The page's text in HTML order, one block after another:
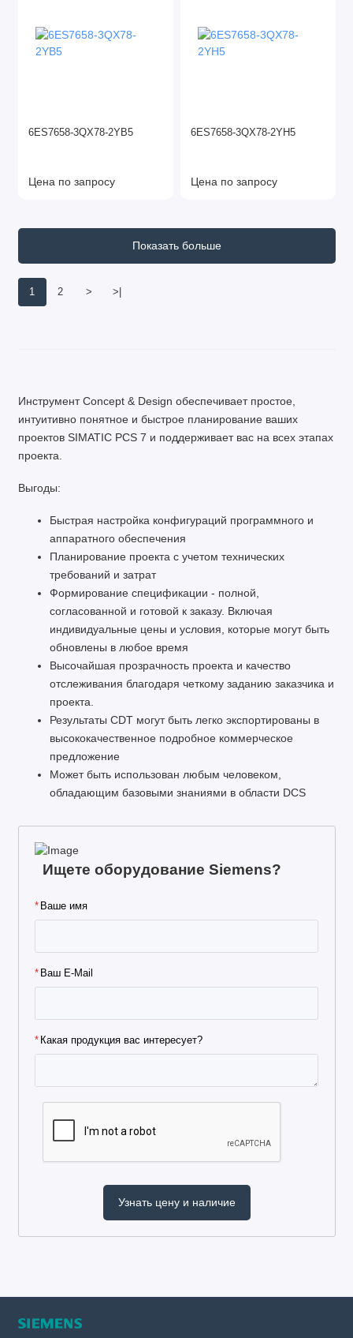
6ES7658-3QX78-2YB5
Цена по запросу
6ES7658-3QX78-2YH5
Цена по запросу
1 2 > >|
Показать больше
Инструмент Concept & Design обеспечивает простое,
интуитивно понятное и быстрое планирование ваших
проектов SIMATIC PCS 7 и поддерживает вас на всех этапах
проекта.
Выгоды:
Быстрая настройка конфигураций программного и
аппаратного обеспечения
Планирование проекта с учетом технических
требований и затрат
Формирование спецификации - полной,
согласованной и готовой к заказу. Включая
индивидуальные цены и условия, которые могут быть
обновлены в любое время
Высочайшая прозрачность проекта и качество
отслеживания благодаря четкому заданию заказчика и
проекта.
Результаты CDT могут быть легко экспортированы в
высококачественное подробное коммерческое
предложение
Может быть использован любым человеком,
обладающим базовыми знаниями в области DCS
Ищете оборудование Siemens?
Ваше имя
Ваш E-Mail
Какая продукция вас интересует?